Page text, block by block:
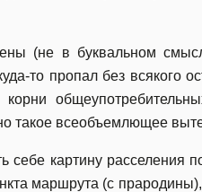
(не в буквальном
то пропал без всякого
корни
такое всеобъемлющее
себе картину
маршрута (с